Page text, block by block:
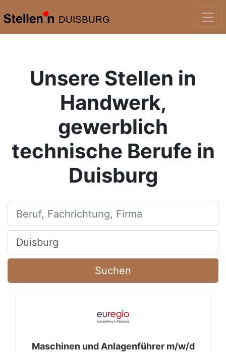
DUISBURG
Unsere Stellen in
Handwerk,
gewerblich
technische Berufe in
Duisburg
Beruf, Fachrichtung, Firma
Ort, Stadt
Suchen
Maschinen und Anlagenführer m/w/d